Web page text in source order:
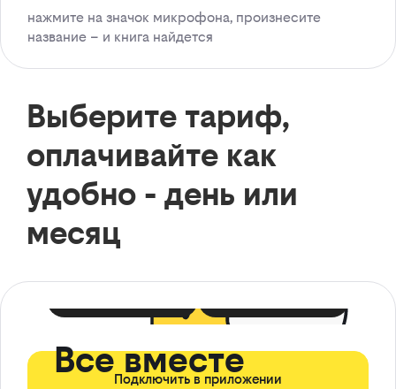
нажмите на значок микрофона, произнесите
название – и книга найдется
Выберите тариф,
оплачивайте как
удобно - день или
месяц
Все вместе
Подключить в приложении